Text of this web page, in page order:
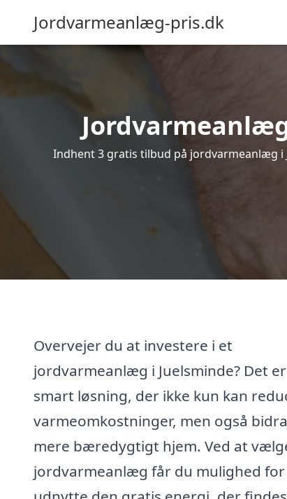
Jordvarmeanlæg-pris.dk
Indhent 3 gratis tilbud på jordvarmeanlæg
Overvejer du at investere i et
jordvarmeanlæg i Juelsminde? Det
smart løsning, der ikke kun kan
varmeomkostninger, men også
mere bæredygtigt hjem. Ved at
jordvarmeanlæg får du mulighed